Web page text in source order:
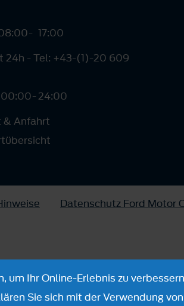
- 17:00
24h - Tel: +43-(1)-20 609
00:00-24:00
& Anfahrt
Datenschutz Ford Motor
um Ihr Online-Erlebnis zu
Sie sich mit der Verwendung